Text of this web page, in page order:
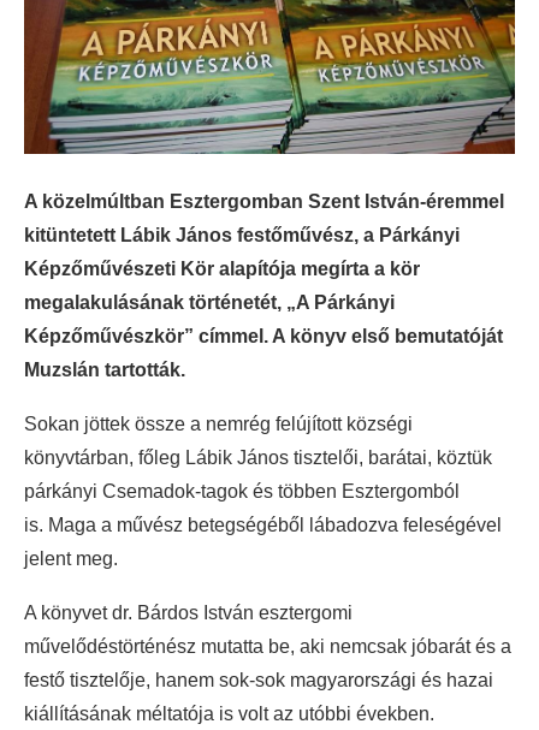
A közelmúltban Esztergomban Szent István-éremmel
kitüntetett Lábik János festőművész, a Párkányi
Képzőművészeti Kör alapítója megírta a kör
megalakulásának történetét, „A Párkányi
Képzőművészkör” címmel. A könyv első bemutatóját
Muzslán tartották.
Sokan jöttek össze a nemrég felújított községi
könyvtárban, főleg Lábik János tisztelői, barátai, köztük
párkányi Csemadok-tagok és többen Esztergomból
is. Maga a művész betegségéből lábadozva feleségével
jelent meg.
A könyvet dr. Bárdos István esztergomi
művelődéstörténész mutatta be, aki nemcsak jóbarát és a
festő tisztelője, hanem sok-sok magyarországi és hazai
kiállításának méltatója is volt az utóbbi években.